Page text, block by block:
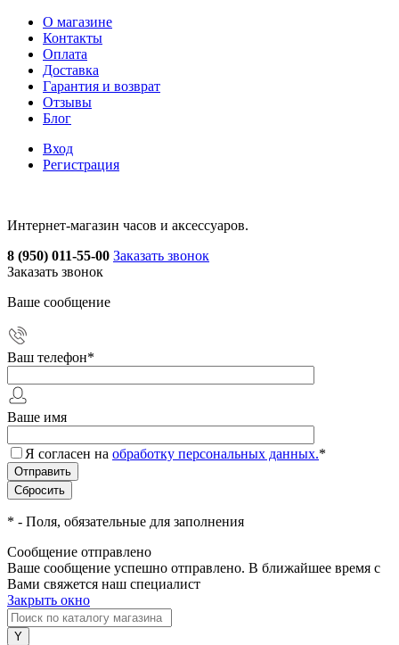
О магазине
Контакты
Оплата
Доставка
Гарантия и возврат
Отзывы
Блог
Вход
Регистрация
Интернет-магазин часов и аксессуаров.
8 (950) 011-55-00 Заказать звонок
Заказать звонок
Ваше сообщение
Ваш телефон*
Ваше имя
Я согласен на обработку персональных данных.*
* - Поля, обязательные для заполнения
Сообщение отправлено
Ваше сообщение успешно отправлено. В ближайшее время с
Вами свяжется наш специалист
Закрыть окно